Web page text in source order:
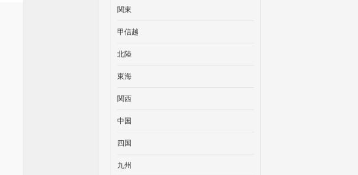
関東
甲信越
北陸
東海
関西
中国
四国
九州